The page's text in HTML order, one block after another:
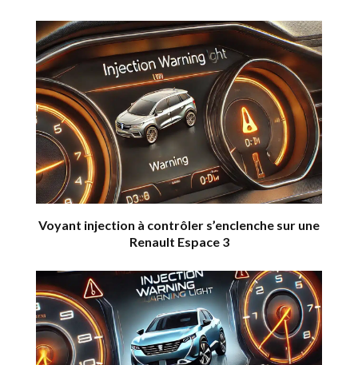
Voyant injection à contrôler s’enclenche sur une
Renault Espace 3